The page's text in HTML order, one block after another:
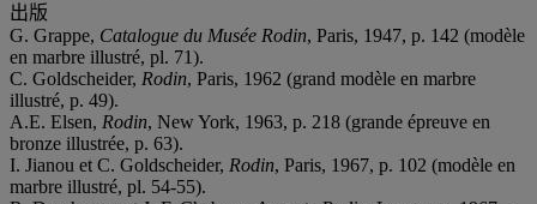
出版
G. Grappe, Catalogue du Musée Rodin, Paris, 1947, p. 142 (modèle
en marbre illustré, pl. 71).
C. Goldscheider, Rodin, Paris, 1962 (grand modèle en marbre
illustré, p. 49).
A.E. Elsen, Rodin, New York, 1963, p. 218 (grande épreuve en
bronze illustrée, p. 63).
I. Jianou et C. Goldscheider, Rodin, Paris, 1967, p. 102 (modèle en
marbre illustré, pl. 54-55).